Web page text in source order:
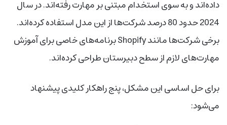
داده‌اند و به سوی استخدام مبتنی بر مهارت رفته‌اند. در سال
2024 حدود 80 درصد شرکت‌ها از این مدل استفاده کرده‌اند.
برخی شرکت‌ها مانند Shopify برنامه‌های خاصی برای آموزش
مهارت‌های لازم از سطح دبیرستان طراحی کرده‌اند.
برای حل اساسی این مشکل، پنج راهکار کلیدی پیشنهاد
می‌شود: